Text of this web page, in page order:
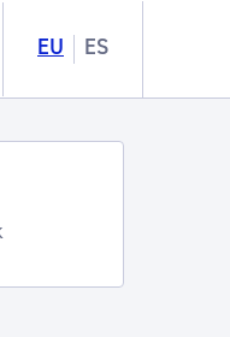
EU ES